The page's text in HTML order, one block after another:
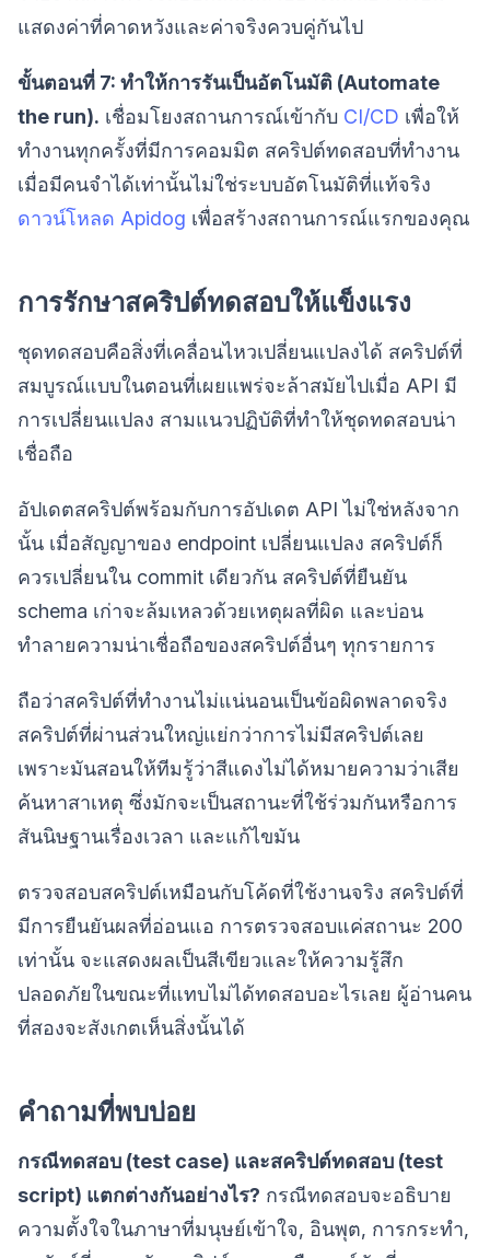
แสดงค่าที่คาดหวังและค่าจริงควบคู่กันไป
ขั้นตอนที่ 7: ทำให้การรันเป็นอัตโนมัติ (Automate
the run). เชื่อมโยงสถานการณ์เข้ากับ CI/CD เพื่อให้
ทำงานทุกครั้งที่มีการคอมมิต สคริปต์ทดสอบที่ทำงาน
เมื่อมีคนจำได้เท่านั้นไม่ใช่ระบบอัตโนมัติที่แท้จริง
ดาวน์โหลด Apidog เพื่อสร้างสถานการณ์แรกของคุณ
การรักษาสคริปต์ทดสอบให้แข็งแรง
ชุดทดสอบคือสิ่งที่เคลื่อนไหวเปลี่ยนแปลงได้ สคริปต์ที่
สมบูรณ์แบบในตอนที่เผยแพร่จะล้าสมัยไปเมื่อ API มี
การเปลี่ยนแปลง สามแนวปฏิบัติที่ทำให้ชุดทดสอบน่า
เชื่อถือ
อัปเดตสคริปต์พร้อมกับการอัปเดต API ไม่ใช่หลังจาก
นั้น เมื่อสัญญาของ endpoint เปลี่ยนแปลง สคริปต์ก็
ควรเปลี่ยนใน commit เดียวกัน สคริปต์ที่ยืนยัน
schema เก่าจะล้มเหลวด้วยเหตุผลที่ผิด และบ่อน
ทำลายความน่าเชื่อถือของสคริปต์อื่นๆ ทุกรายการ
ถือว่าสคริปต์ที่ทำงานไม่แน่นอนเป็นข้อผิดพลาดจริง
สคริปต์ที่ผ่านส่วนใหญ่แย่กว่าการไม่มีสคริปต์เลย
เพราะมันสอนให้ทีมรู้ว่าสีแดงไม่ได้หมายความว่าเสีย
ค้นหาสาเหตุ ซึ่งมักจะเป็นสถานะที่ใช้ร่วมกันหรือการ
สันนิษฐานเรื่องเวลา และแก้ไขมัน
ตรวจสอบสคริปต์เหมือนกับโค้ดที่ใช้งานจริง สคริปต์ที่
มีการยืนยันผลที่อ่อนแอ การตรวจสอบแค่สถานะ 200
เท่านั้น จะแสดงผลเป็นสีเขียวและให้ความรู้สึก
ปลอดภัยในขณะที่แทบไม่ได้ทดสอบอะไรเลย ผู้อ่านคน
ที่สองจะสังเกตเห็นสิ่งนั้นได้
คำถามที่พบบ่อย
กรณีทดสอบ (test case) และสคริปต์ทดสอบ (test
script) แตกต่างกันอย่างไร? กรณีทดสอบจะอธิบาย
ความตั้งใจในภาษาที่มนุษย์เข้าใจ, อินพุต, การกระทำ,